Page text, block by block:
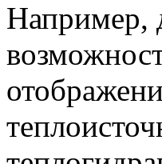
Например,